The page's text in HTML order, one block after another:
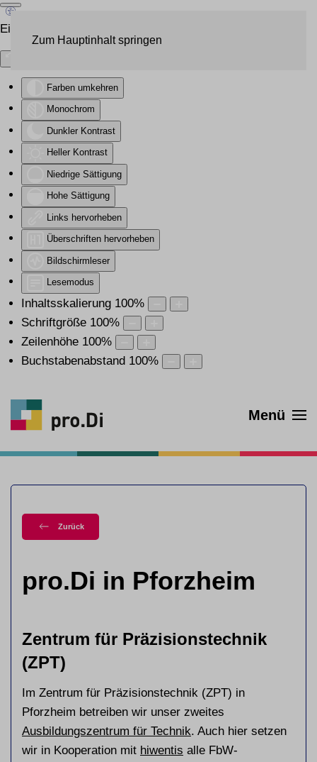
Eingabehilfen öffnen
Farben umkehren
Monochrom
Dunkler Kontrast
Heller Kontrast
Niedrige Sättigung
Hohe Sättigung
Links hervorheben
Überschriften hervorheben
Bildschirmleser
Lesemodus
Inhaltsskalierung 100%
Schriftgröße 100%
Zeilenhöhe 100%
Buchstabenabstand 100%
Zum Hauptinhalt springen
Menü
Zurück
pro.Di in Pforzheim
Zentrum für Präzisionstechnik
(ZPT)
Im Zentrum für Präzisionstechnik (ZPT) in
Pforzheim betreiben wir unser zweites
Ausbildungszentrum für Technik. Auch hier setzen
wir in Kooperation mit hiwentis alle FbW-